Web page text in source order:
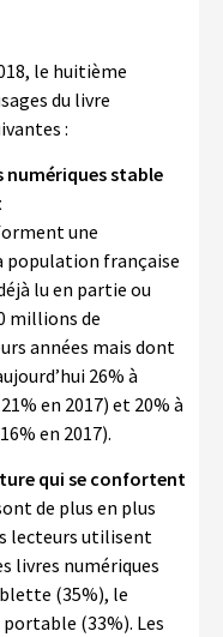
le huitième
du livre
:
numériques stable
une
population française
lu en partie ou
millions de
années mais dont
26% à
en 2017) et 20% à
en 2017).
qui se confortent
de plus en plus
lecteurs utilisent
livres numériques
(35%), le
(33%). Les